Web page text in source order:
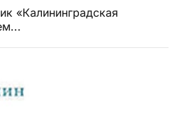
«Калининградская